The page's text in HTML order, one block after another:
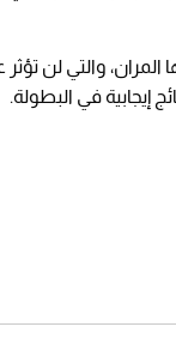
والتي لن تؤثر
إيجابية في البطولة.